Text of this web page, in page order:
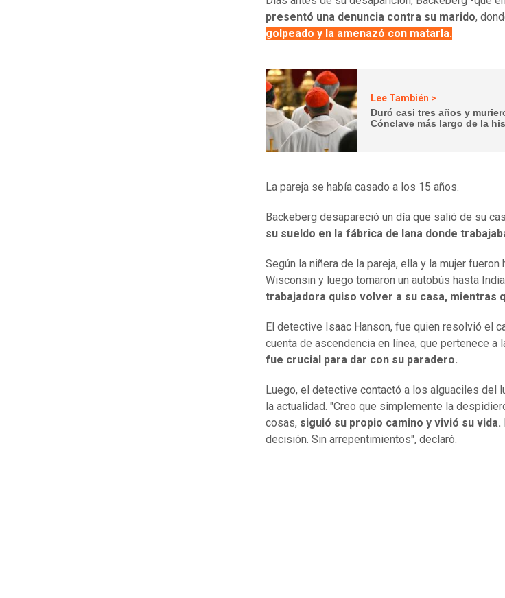
presentó una denuncia contra su marido,
golpeado y la amenazó con matarla.
Lee También >
Duró casi tres años y
Cónclave más largo de la
La pareja se había casado a los 15 años.
Backeberg desapareció un día que salió de su
su sueldo en la fábrica de lana donde
Según la niñera de la pareja, ella y la mujer
Wisconsin y luego tomaron un autobús hasta
trabajadora quiso volver a su casa, mientras
El detective Isaac Hanson, fue quien resolvió el
cuenta de ascendencia en línea, que pertenece a
fue crucial para dar con su paradero.
Luego, el detective contactó a los alguaciles del
la actualidad. "Creo que simplemente la
cosas, siguió su propio camino y vivió su vida.
decisión. Sin arrepentimientos", declaró.